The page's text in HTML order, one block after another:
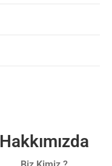
Hakkımızda